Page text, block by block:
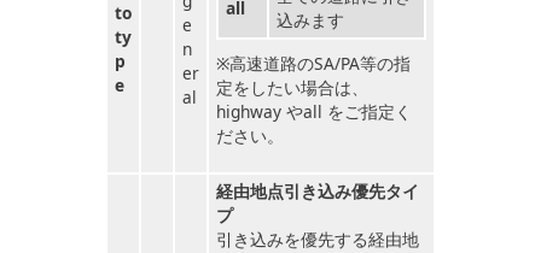
all
込みます
※高速道路のSA/PA等の指
定をしたい場合は、
highway やall をご指定く
ださい。
to
ty
p
e
e
n
er
al
経由地点引き込み優先タイ
プ
引き込みを優先する経由地